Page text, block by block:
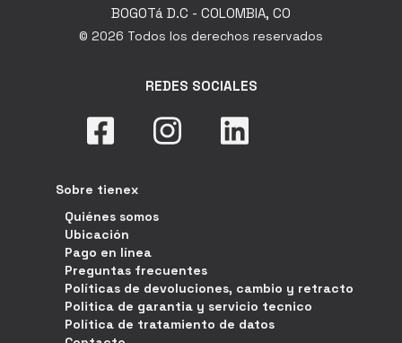
BOGOTá D.C - COLOMBIA, CO
© 2026 Todos los derechos reservados
REDES SOCIALES
Sobre tienex
Quiénes somos
Ubicación
Pago en línea
Preguntas frecuentes
Políticas de devoluciones, cambio y retracto
Politica de garantia y servicio tecnico
Política de tratamiento de datos